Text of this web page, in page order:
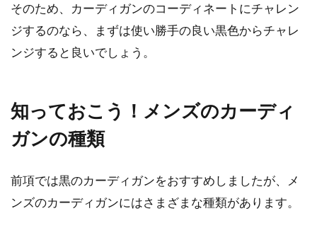
ジャケット生地はどう選ぶ？シーン
に合ったおすすめ生地は？
デが広が...
Tシャツなどとあわせておしゃれ
に！スカーフの巻き方を紹介
そのため、カーディガンのコーディネートにチャレン
ジするのなら、まずは使い勝手の良い黒色からチャレ
ンジすると良いでしょう。
知っておこう！メンズのカーディ
ガンの種類
前項では黒のカーディガンをおすすめしましたが、メ
ンズのカーディガンにはさまざまな種類があります。